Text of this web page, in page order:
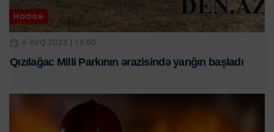
Hadisə
6 AVQ 2023 | 19:00
Qızılağac Milli Parkının ərazisində yanğın başladı